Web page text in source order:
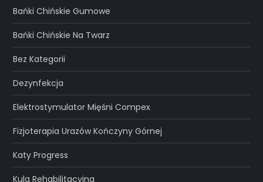
Bańki Chińskie Gumowe
Bańki Chińskie Na Twarz
Bez Kategorii
Dezynfekcja
Elektrostymulator Mięśni Compex
Fizjoterapia Urazów Kończyny Górnej
Katy Progress
Kula Rehabilitacyjna